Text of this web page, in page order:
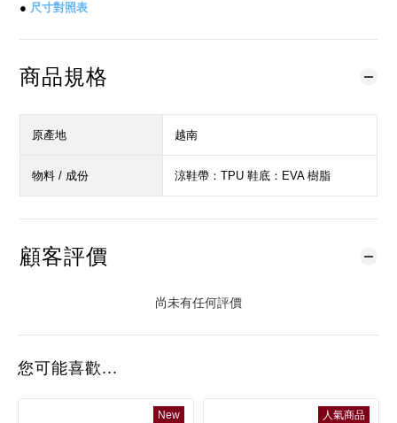
● 尺寸對照表
商品規格
原產地 越南
物料 / 成份 涼鞋帶：TPU 鞋底：EVA 樹脂
顧客評價
尚未有任何評價
您可能喜歡...
New 人氣商品